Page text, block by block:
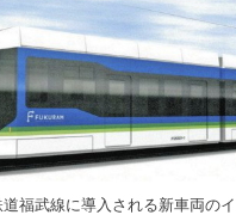
福武線に導入される新車両の